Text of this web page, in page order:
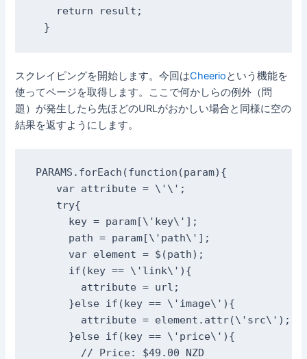
    return result;
  }
スクレイピングを開始します。今回はCheerioという機能を
使ってページを取得します。ここで何かしらの例外（問
題）が発生したら先ほどのURLがおかしい場合と同様に空の
結果を返すようにします。
PARAMS.forEach(function(param){
    var attribute = \'\';
    try{
      key = param[\'key\'];
      path = param[\'path\'];
      var element = $(path);
      if(key == \'link\'){
        attribute = url;
      }else if(key == \'image\'){
        attribute = element.attr(\'src\');
      }else if(key == \'price\'){
        // Price: $49.00 NZD